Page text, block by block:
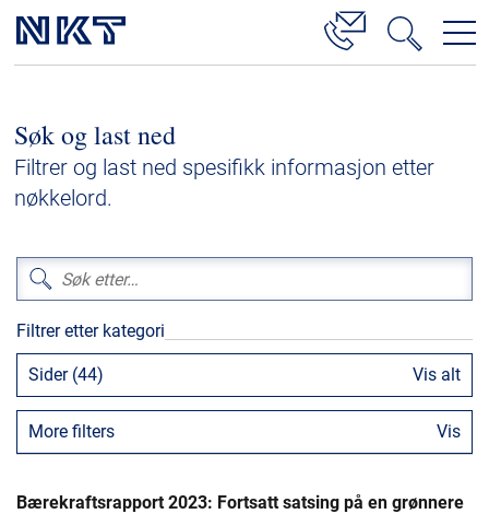
Høyspenningskabelløsninger
Kabelservice
Lavspenning
Høyspenningskabeltilbehør
Mellomspenningskabeltilbehør
Referanser
Nedlastinger
Presse og arrangementer
Søk og last ned
Filtrer og last ned spesifikk informasjon etter
nøkkelord.
Filtrer etter kategori
Sider (44) Vis alt
More filters Vis
Bærekraftsrapport 2023: Fortsatt satsing på en grønnere